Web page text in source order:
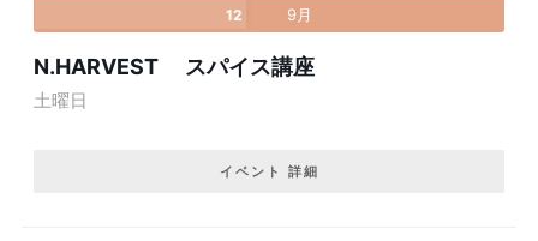
12 9月
N.HARVEST スパイス講座
土曜日
イベント 詳細